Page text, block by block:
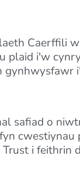
Caerffili
i'w
safiad o
i feithrin